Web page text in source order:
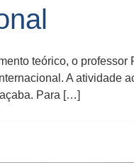
teórico, o
A atividade
Para […]